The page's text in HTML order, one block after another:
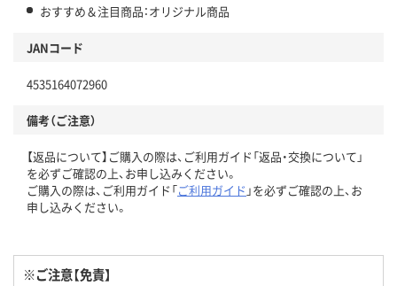
おすすめ＆注目商品：オリジナル商品
JANコード
4535164072960
備考（ご注意）
【返品について】ご購入の際は、ご利用ガイド「返品・交換について」
を必ずご確認の上、お申し込みください。
ご購入の際は、ご利用ガイド「ご利用ガイド 」を必ずご確認の上、お
申し込みください。
※ご注意【免責】